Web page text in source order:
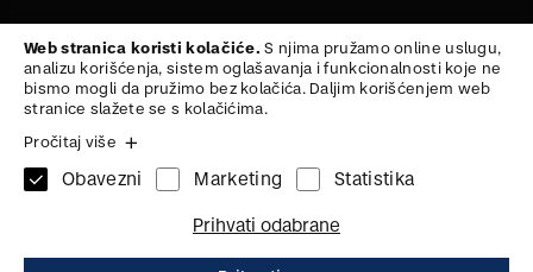
1.745,00RSD
Kariera
ZAŠTITA PODATAKA
Web stranica koristi kolačiće. S njima pružamo online uslugu,
analizu korišćenja, sistem oglašavanja i funkcionalnosti koje ne
bismo mogli da pružimo bez kolačića. Daljim korišćenjem web
stranice slažete se s kolačićima.
Pročitaj više
Obavezni Marketing Statistika
Prihvati odabrane